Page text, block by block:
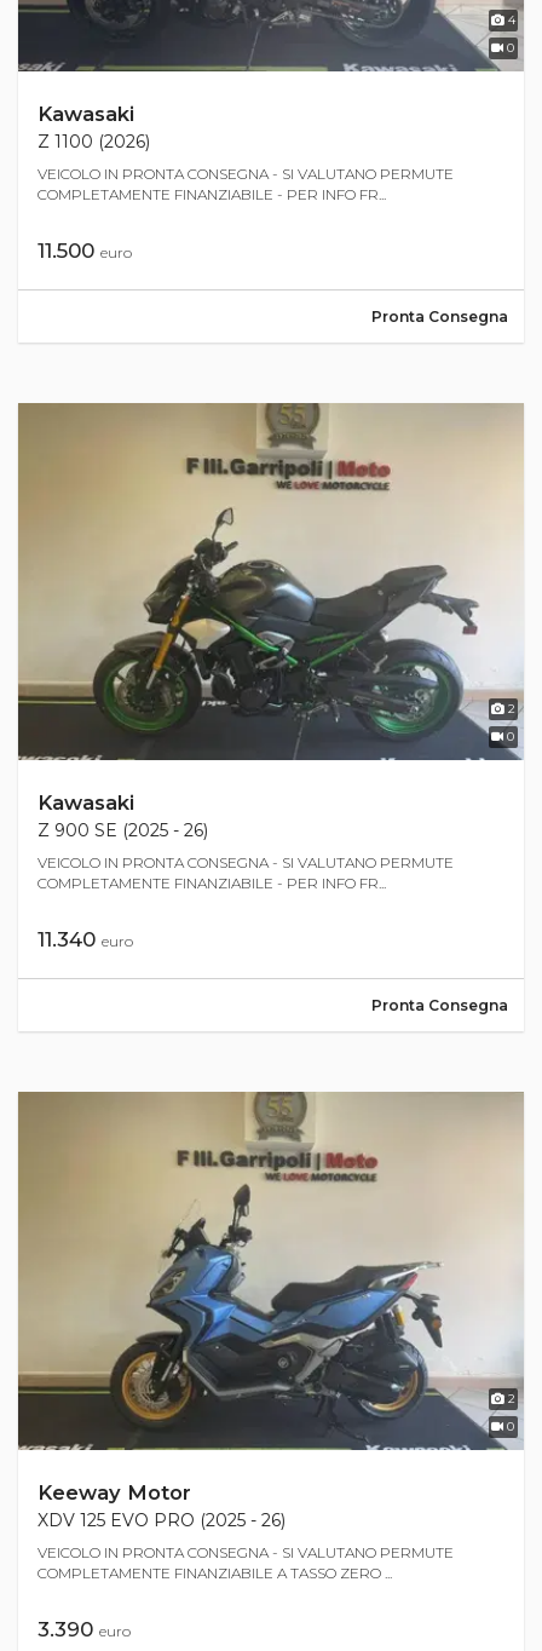
4
0
Kawasaki
Z 1100 (2026)
VEICOLO IN PRONTA CONSEGNA - SI VALUTANO PERMUTE
COMPLETAMENTE FINANZIABILE - PER INFO FR...
11.500 euro
Pronta Consegna
2
0
Kawasaki
Z 900 SE (2025 - 26)
VEICOLO IN PRONTA CONSEGNA - SI VALUTANO PERMUTE
COMPLETAMENTE FINANZIABILE - PER INFO FR...
11.340 euro
Pronta Consegna
2
0
Keeway Motor
XDV 125 EVO PRO (2025 - 26)
VEICOLO IN PRONTA CONSEGNA - SI VALUTANO PERMUTE
COMPLETAMENTE FINANZIABILE A TASSO ZERO ...
3.390 euro